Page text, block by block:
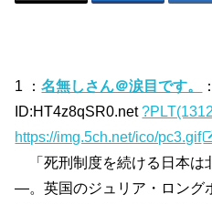
1 ：名無しさん＠涙目です。
ID:HT4z8qSR0.net
https://img.5ch.net/ico/pc3.gif
「死刑制度を続ける日本は
―。英国のジュリア・ロング